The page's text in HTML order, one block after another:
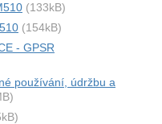
(133kB)
(154kB)
- GPSR
používání, údržbu a